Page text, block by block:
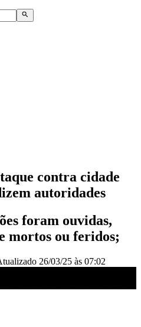
contra cidade
autoridades
foram ouvidas,
mortos ou feridos;
26/03/25 às 07:02